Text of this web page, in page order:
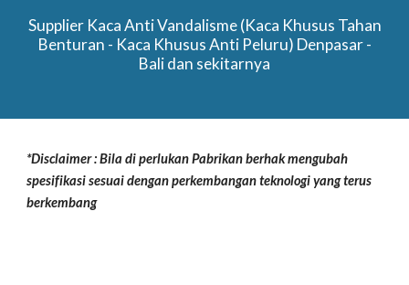
Supplier Kaca Anti Vandalisme (Kaca Khusus Tahan
Benturan - Kaca Khusus Anti Peluru) Denpasar -
Bali dan sekitarnya
*Disclaimer : Bila di perlukan Pabrikan berhak mengubah
spesifikasi sesuai dengan perkembangan teknologi yang terus
berkembang